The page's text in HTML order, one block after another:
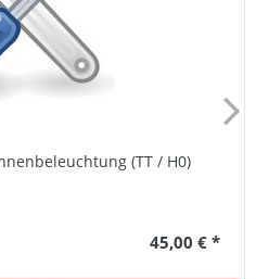
(TT / H0)
45,00 € *